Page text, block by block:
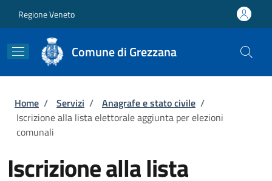
Regione Veneto
Comune di Grezzana
Briciole di pane
Home / Servizi / Anagrafe e stato civile /
Iscrizione alla lista elettorale aggiunta per elezioni
comunali
Iscrizione alla lista